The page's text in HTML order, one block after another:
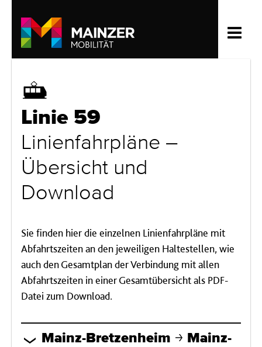
Straßenbahn
Linie 59
Linienfahrpläne –
Übersicht und
Download
Sie finden hier die einzelnen Linienfahrpläne mit
Abfahrtszeiten an den jeweiligen Haltestellen, wie
auch den Gesamtplan der Verbindung mit allen
Abfahrtszeiten in einer Gesamtübersicht als PDF-
Datei zum Download.
Mainz-Bretzenheim
Mainz-